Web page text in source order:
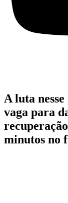
A luta
vaga para
minutos no